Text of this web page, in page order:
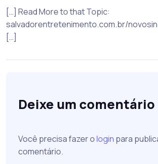
[…] Read More to that Topic:
salvadorentretenimento.com.br/
[…]
Deixe um comentário
Você precisa fazer ologin para
comentário.